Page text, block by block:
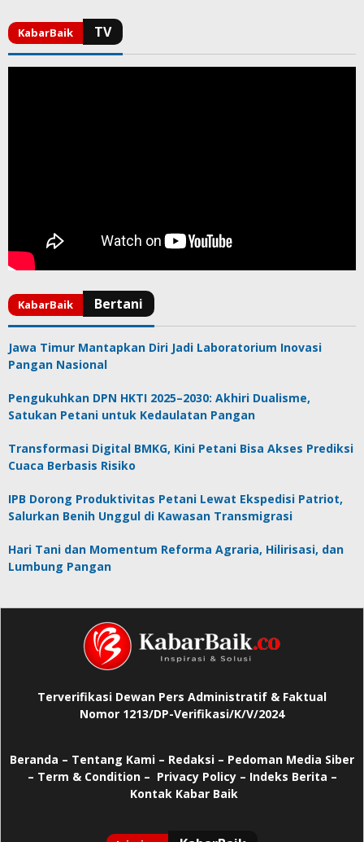
Jawa Timur Mantapkan Diri Jadi Laboratorium Inovasi
Pangan Nasional
Pengukuhkan DPN HKTI 2025–2030: Akhiri Dualisme,
Satukan Petani untuk Kedaulatan Pangan
Transformasi Digital BMKG, Kini Petani Bisa Akses Prediksi
Cuaca Berbasis Risiko
IPB Dorong Produktivitas Petani Lewat Ekspedisi Patriot,
Salurkan Benih Unggul di Kawasan Transmigrasi
Hari Tani dan Momentum Reforma Agraria, Hilirisasi, dan
Lumbung Pangan
Terverifikasi Dewan Pers Administratif & Faktual
Nomor 1213/DP-Verifikasi/K/V/2024
Beranda – Tentang Kami – Redaksi – Pedoman Media Siber
– Term & Condition – Privacy Policy– Indeks Berita –
Kontak Kabar Baik